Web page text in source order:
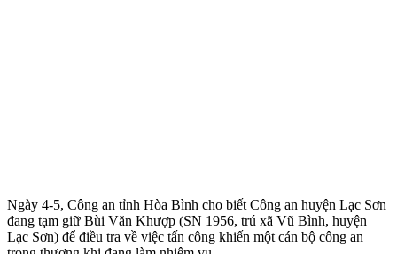
Ngày 4-5, Công an tỉnh Hòa Bình cho biết Công an huyện Lạc Sơn
đang tạm giữ Bùi Văn Khượp (SN 1956, trú xã Vũ Bình, huyện
Lạc Sơn) để điều tra về việc tấn công khiến một cán bộ công an